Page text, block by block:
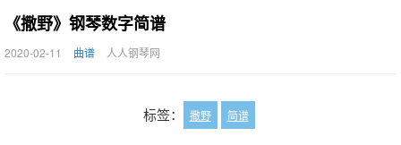
《撒野》钢琴数字简谱
2020-02-11 曲谱 人人钢琴网
标签： 撒野 简谱